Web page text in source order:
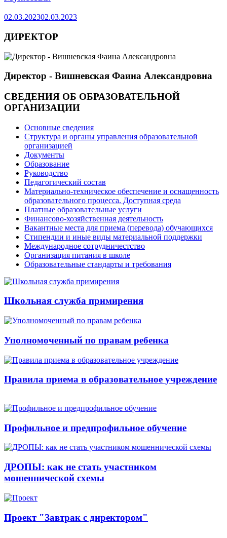
02.03.202302.03.2023
ДИРЕКТОР
Директор - Вишневская Фаина Александровна
СВЕДЕНИЯ ОБ ОБРАЗОВАТЕЛЬНОЙ
ОРГАНИЗАЦИИ
Основные сведения
Структура и органы управления образовательной
организацией
Документы
Образование
Руководство
Педагогический состав
Материально-техническое обеспечение и оснащенность
образовательного процесса. Доступная среда
Платные образовательные услуги
Финансово-хозяйственная деятельность
Вакантные места для приема (перевода) обучающихся
Стипендии и иные виды материальной поддержки
Международное сотрудничестство
Организация питания в школе
Образовательные стандарты и требования
Школьная служба примирения
Уполномоченный по правам ребенка
Правила приема в образовательное учреждение
Профильное и предпрофильное обучение
ДРОПЫ: как не стать участником
мошеннической схемы
Проект "Завтрак с директором"